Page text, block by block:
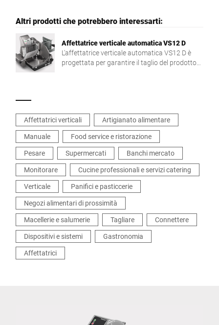
Altri prodotti che potrebbero interessarti:
Affettatrice verticale automatica VS12 D
L'affettatrice verticale automatica VS12 D è
progettata per garantire il taglio del prodotto
Affettatrici verticali
Artigianato alimentare
Manuale
Food service e ristorazione
Pesare
Supermercati
Banchi mercato
Monitorare
Cucine professionali e servizi catering
Verticale
Panifici e pasticcerie
Negozi alimentari di prossimità
Macellerie e salumerie
Tagliare
Connettere
Dispositivi e sistemi
Gastronomia
Affettatrici